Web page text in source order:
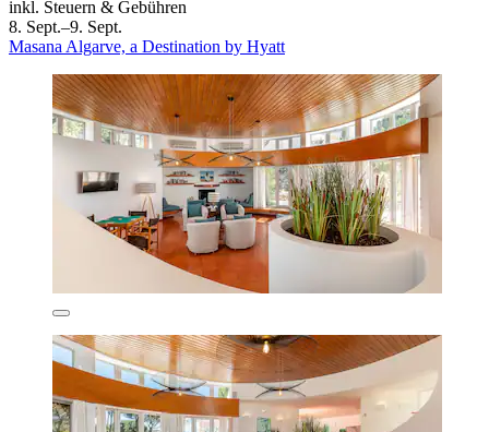
inkl. Steuern & Gebühren
8. Sept.–9. Sept.
Masana Algarve, a Destination by Hyatt